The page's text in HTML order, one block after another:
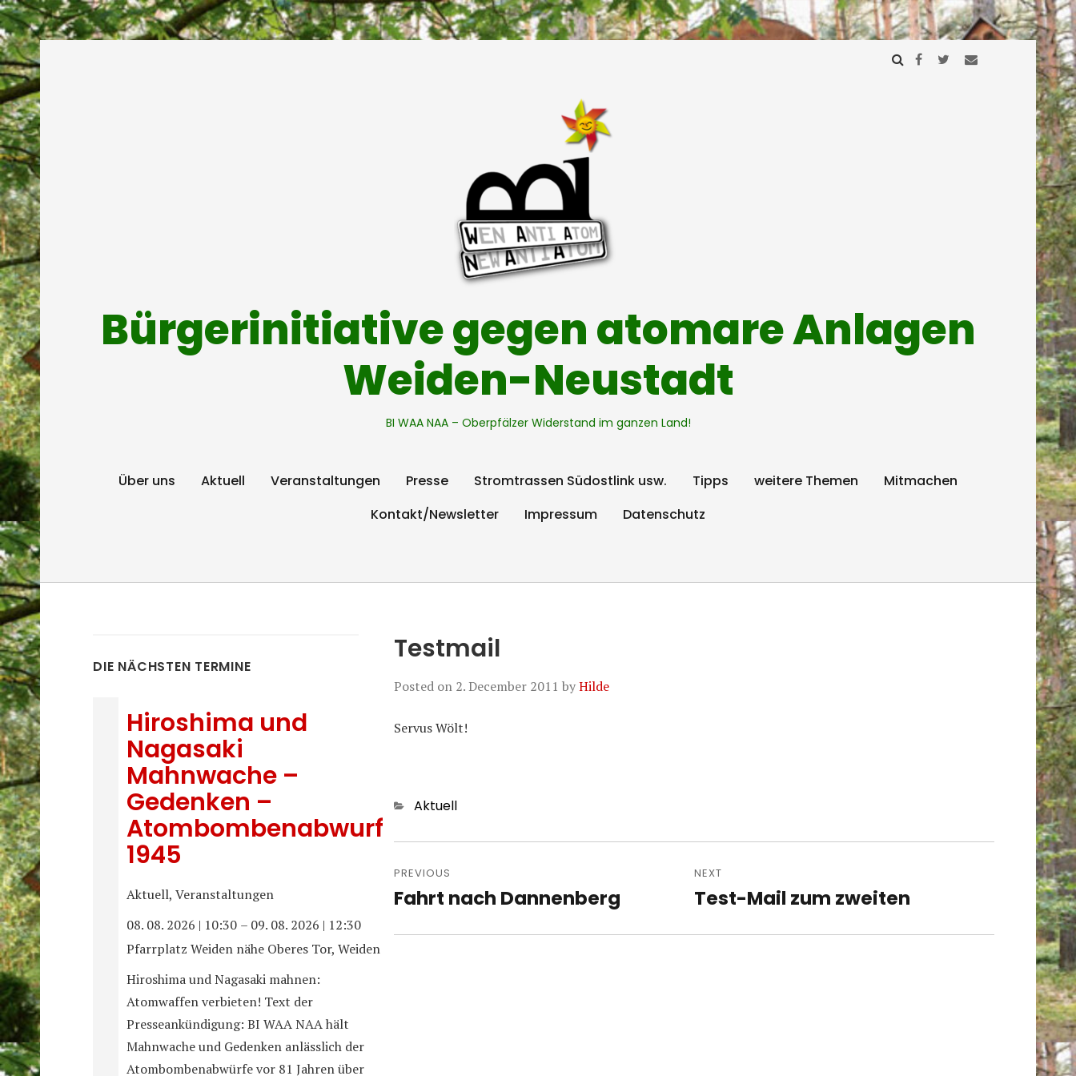
Bürgerinitiative gegen atomare Anlagen
Weiden-Neustadt
BI WAA NAA – Oberpfälzer Widerstand im ganzen Land!
Über uns Aktuell Veranstaltungen Presse Stromtrassen Südostlink usw. Tipps weitere Themen
Mitmachen
Kontakt/Newsletter
Impressum Datenschutz
Testmail
Posted on 2. December 2011 byHilde
Servus Wölt!
Categories
Aktuell
Post
navigation
PREVIOUS
Previous
Fahrt nach Dannenberg
NEXT
Next
Test-Mail zum zweiten
DIE NÄCHSTEN TERMINE
Hiroshima und
Nagasaki
Mahnwache –
Gedenken –
Atombombenabwurf
1945
Aktuell, Veranstaltungen
08. 08. 2026 | 10:30 – 09. 08. 2026 | 12:30
Pfarrplatz Weiden nähe Oberes Tor, Weiden
Hiroshima und Nagasaki mahnen:
Atomwaffen verbieten! Text der
Presseankündigung: BI WAA NAA hält
Mahnwache und Gedenken anlässlich der
Atombombenabwürfe vor 81 Jahren über